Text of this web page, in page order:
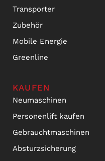
Transporter
Zubehör
Mobile Energie
Greenline
KAUFEN
Neumaschinen
Personenlift kaufen
Gebrauchtmaschinen
Absturzsicherung